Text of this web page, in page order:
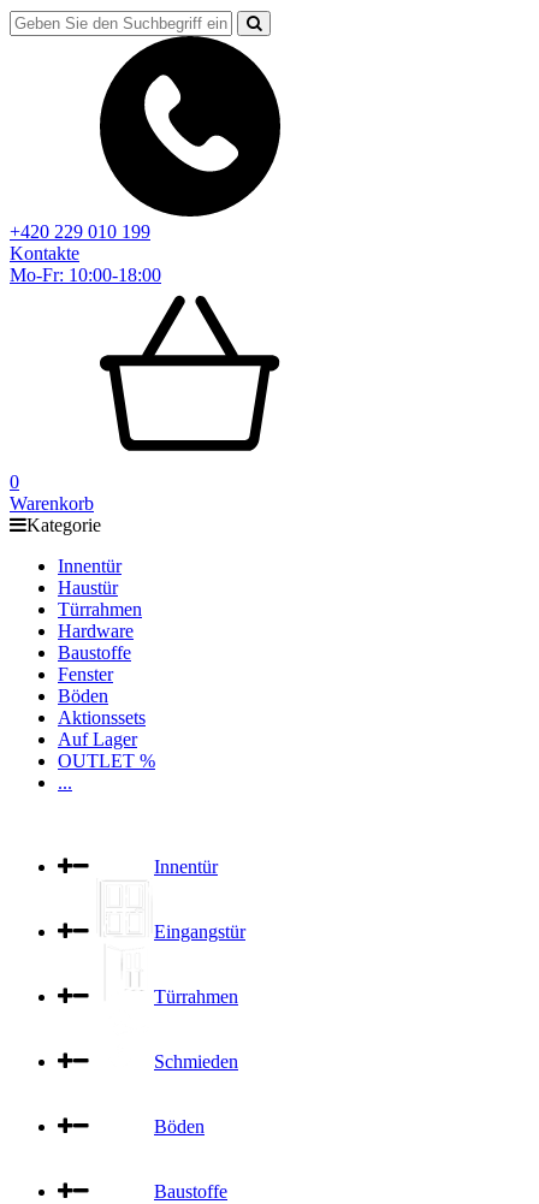
+420 229 010 199
Kontakte
Mo-Fr: 10:00-18:00
0
Warenkorb
Kategorie
Innentür
Haustür
Türrahmen
Hardware
Baustoffe
Fenster
Böden
Aktionssets
Auf Lager
OUTLET %
...
Innentür
Eingangstür
Türrahmen
Schmieden
Böden
Baustoffe